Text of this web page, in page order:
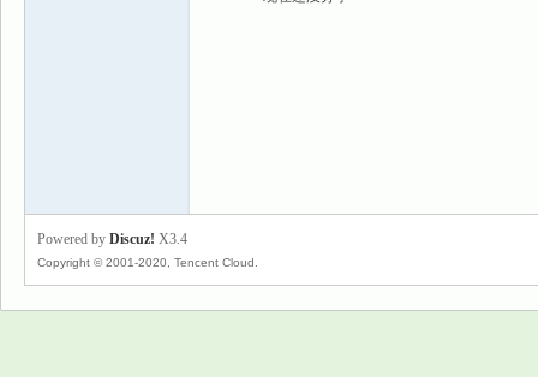
Powered by Discuz! X3.4
Copyright © 2001-2020, Tencent Cloud.